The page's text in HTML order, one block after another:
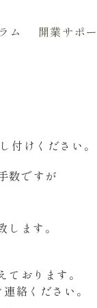
ム 開業サポ
けください。
数ですが
ます。
おります。
絡ください。